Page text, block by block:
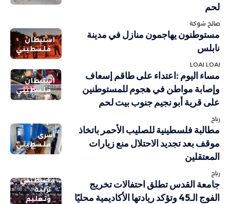
لحم
صالح شوكة
استيطان
فلسطيني
مستوطنون يهاجمون منازل في مدينة
نابلس
LOAI LOAI
استيطان
فلسطيني
مساء اليوم :اعتداء على طاقم إسعاف
وإصابة مواطن في هجوم للمستوطنين
على قرية أبو نجيم جنوب بيت لحم
رباح
أسرى
فلسطيني
مطالبة فلسطينية للصليب الأحمر باتخاذ
موقف بعد تجديد الاحتلال منع زيارات
المعتقلين
رباح
فلسطيني
تربية
وتعليم
جامعة القدس تطلق احتفالات تخريج
الفوج الـ45 وتؤكد ريادتها الأكاديمية محليًا